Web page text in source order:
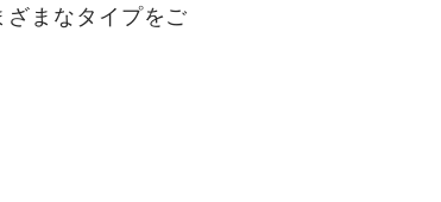
まなタイプをご